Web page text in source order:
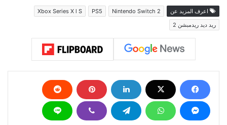
اعرف المزيد عن Nintendo Switch 2
PS5
Xbox Series X l S
ريد ديد ريدمبشن 2